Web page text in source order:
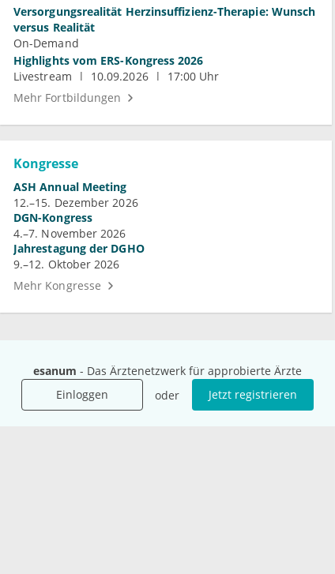
esanum - Das Ärztenetzwerk für approbierte Ärzte
Einloggen
oder Jetzt registrieren
Versorgungsrealität Herzinsuffizienz-Therapie: Wunsch
versus Realität
On-Demand
Highlights vom ERS-Kongress 2026
Livestream
10.09.2026
17:00 Uhr
Mehr Fortbildungen
Kongresse
ASH Annual Meeting
12.–15. Dezember 2026
DGN-Kongress
4.–7. November 2026
Jahrestagung der DGHO
9.–12. Oktober 2026
Mehr Kongresse
Unternehmen
Das sind wir
Ressourcen
Ihre Fragen